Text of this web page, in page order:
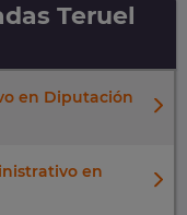
Teruel
en Diputación
en